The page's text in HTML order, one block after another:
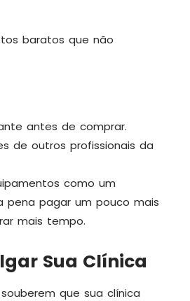
baratos que não
antes de comprar.
de outros profissionais da
como um
pena pagar um pouco mais
mais tempo.
Sua Clínica
que sua clínica